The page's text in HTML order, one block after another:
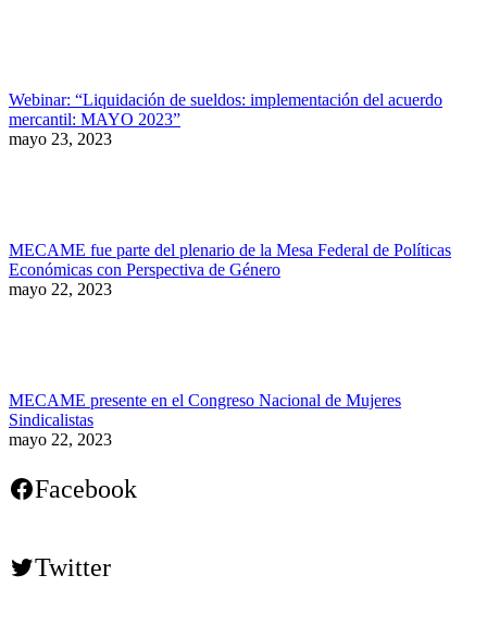
Webinar: “Liquidación de sueldos: implementación del acuerdo
mercantil: MAYO 2023”
mayo 23, 2023
MECAME fue parte del plenario de la Mesa Federal de Políticas
Económicas con Perspectiva de Género
mayo 22, 2023
MECAME presente en el Congreso Nacional de Mujeres
Sindicalistas
mayo 22, 2023
Facebook
Twitter